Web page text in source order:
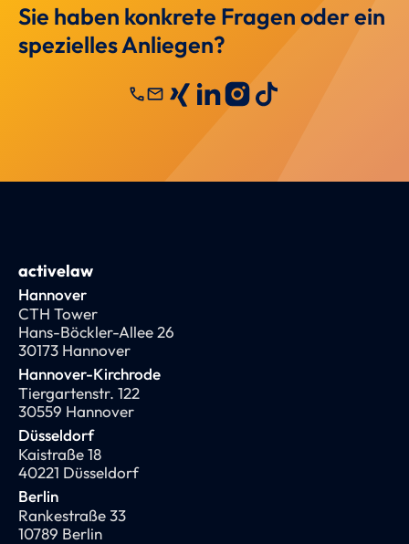
Sie haben konkrete Fragen oder ein
spezielles Anliegen?
callmail
activelaw
Hannover
CTH Tower
Hans-Böckler-Allee 26
30173 Hannover
Hannover-Kirchrode
Tiergartenstr. 122
30559 Hannover
Düsseldorf
Kaistraße 18
40221 Düsseldorf
Berlin
Rankestraße 33
10789 Berlin